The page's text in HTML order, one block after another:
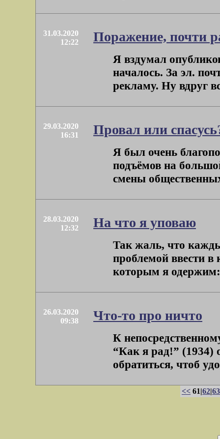
31.03.2020
12:22
Поражение, почти
Я вздумал
началось. За эл.
рекламу. Ну вдруг
29.03.2020
16:31
Провал или
Я был очень
подъёмов на
смены
28.03.2020
12:32
На что я уповаю
Так жаль, что
проблемой ввести в
которым я
26.03.2020
09:38
Что-то про ничто
К
“Как я рад!” (1934)
обратиться, чтоб
<< 61|62|63